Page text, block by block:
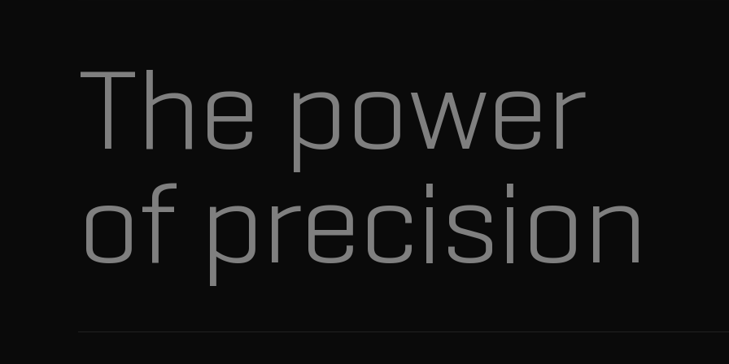
The power
of precision